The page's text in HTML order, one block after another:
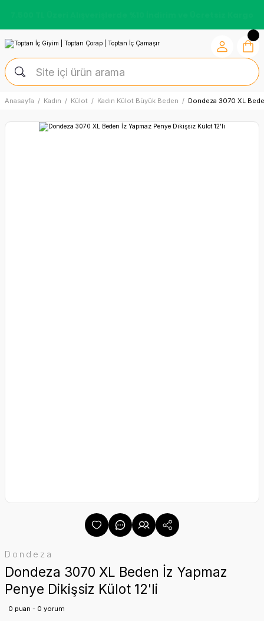
Anasayfa Kadın Külot Kadın Külot Büyük Beden Dondeza 3070 XL
Dondeza
Dondeza 3070 XL Beden İz Yapmaz
Penye Dikişsiz Külot 12'li
0 puan - 0 yorum